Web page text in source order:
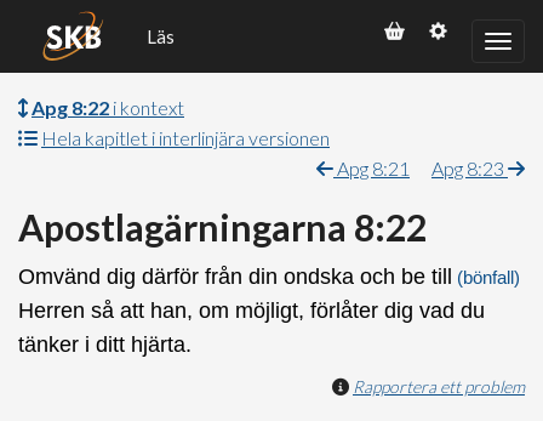
Läs
Apg 8:22 i kontext
Hela kapitlet i interlinjära versionen
Apg 8:21
Apg 8:23
Apostlagärningarna 8:22
Omvänd dig därför från din ondska och be till (bönfall)
Herren så att han, om möjligt, förlåter dig vad du
tänker i ditt hjärta.
Rapportera ett problem